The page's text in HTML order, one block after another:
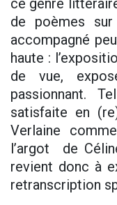
ce genre
de poèmes
accompagné
haute :
de vue,
passionnant.
satisfaite en
Verlaine
l’argot de
revient donc à
retranscription